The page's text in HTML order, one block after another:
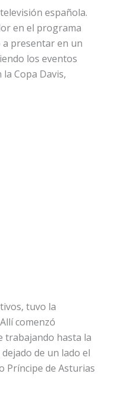
española.
en el programa
a presentar en un
los eventos
Copa Davis,
tuvo la
comenzó
trabajando hasta la
de un lado el
Príncipe de Asturias